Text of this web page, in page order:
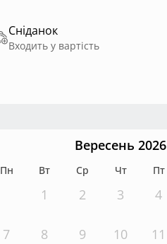
Сніданок
Входить у вартість
Вересень 2026
Пн Вт Ср Чт Пт
1 2 3 4
7 8 9 10 11